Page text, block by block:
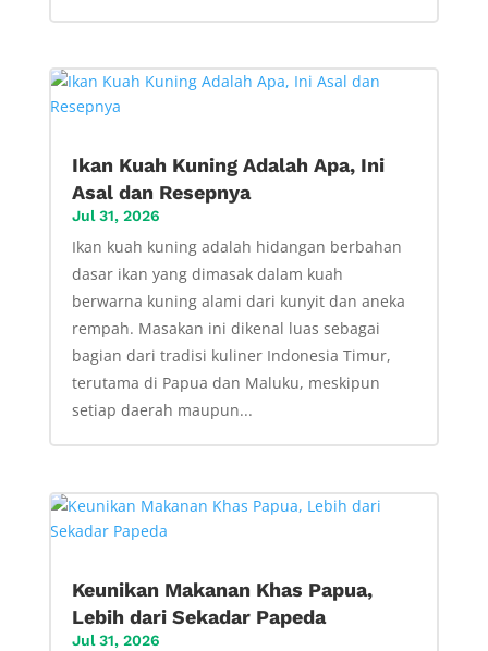
Ikan Kuah Kuning Adalah Apa, Ini
Asal dan Resepnya
Jul 31, 2026
Ikan kuah kuning adalah hidangan berbahan
dasar ikan yang dimasak dalam kuah
berwarna kuning alami dari kunyit dan aneka
rempah. Masakan ini dikenal luas sebagai
bagian dari tradisi kuliner Indonesia Timur,
terutama di Papua dan Maluku, meskipun
setiap daerah maupun...
Keunikan Makanan Khas Papua,
Lebih dari Sekadar Papeda
Jul 31, 2026